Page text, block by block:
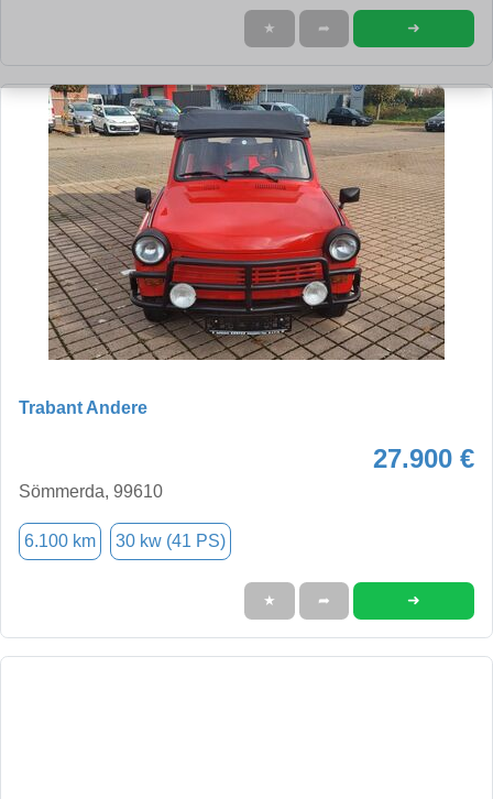
★ ➦ ➜
Trabant Andere
27.900 €
Sömmerda, 99610
6.100 km 30 kw (41 PS)
★ ➦ ➜